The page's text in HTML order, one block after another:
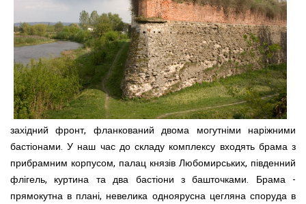
західний фронт, фланкований двома могутніми наріжними
бастіонами. У наш час до складу комплексу входять брама з
прибрамним корпусом, палац князів Любомирських, південний
флігель, куртина та два бастіони з башточками. Брама -
прямокутна в плані, невелика одноярусна цегляна споруда в